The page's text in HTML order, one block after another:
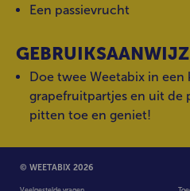
Een passievrucht
Doe twee Weetabix in
grapefruitpartjes en uit de
pitten toe en geniet!
© WEETABIX 2026